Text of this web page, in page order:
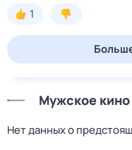
1
Мужское кино
Нет данных о